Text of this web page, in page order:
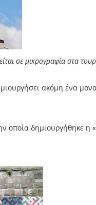
σε μικρογραφία στα
ακόμη ένα
οποία δημιουργήθηκε η